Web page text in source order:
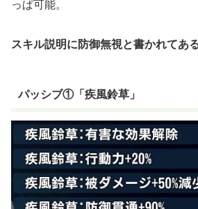
っぱ可能。
スキル説明に防御無視と書かれてあ
パッシブ①「疾風鈴草」